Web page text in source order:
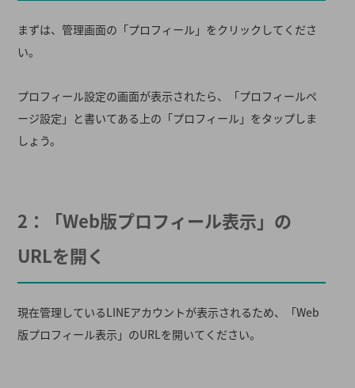
まずは、管理画面の「プロフィール」をクリックしてくださ
い。
プロフィール設定の画面が表示されたら、「プロフィールペ
ージ設定」と書いてある上の「プロフィール」をタップしま
しょう。
2：「Web版プロフィール表示」の
URLを開く
現在管理しているLINEアカウントが表示されるため、「Web
版プロフィール表示」のURLを開いてください。